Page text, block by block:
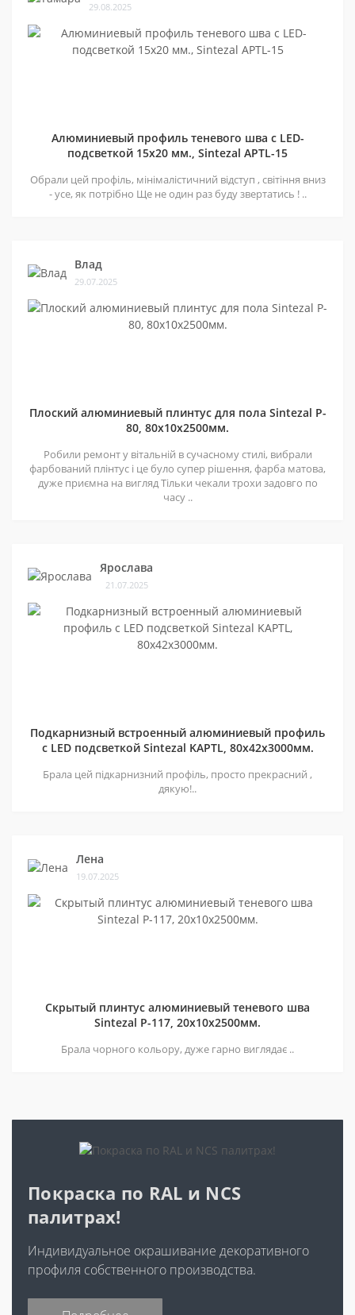
29.08.2025
Алюминиевый профиль теневого шва c LED-
подсветкой 15х20 мм., Sintezal APTL-15
Обрали цей профіль, мінімалістичний відступ , світіння вниз
- усе, як потрібно Ще не один раз буду звертатись ! ..
Влад
29.07.2025
Плоский алюминиевый плинтус для пола Sintezal P-
80, 80х10х2500мм.
Робили ремонт у вітальній в сучасному стилі, вибрали
фарбований плінтус і це було супер рішення, фарба матова,
дуже приємна на вигляд Тільки чекали трохи задовго по
часу ..
Ярослава
21.07.2025
Подкарнизный встроенный алюминиевый профиль
с LED подсветкой Sintezal KAPTL, 80х42x3000мм.
Брала цей підкарнизний профіль, просто прекрасний ,
дякую!..
Лена
19.07.2025
Скрытый плинтус алюминиевый теневого шва
Sintezal P-117, 20х10х2500мм.
Брала чорного кольору, дуже гарно виглядає ..
Покраска по RAL и NCS
палитрах!
Индивидуальное окрашивание декоративного
профиля собственного производства.